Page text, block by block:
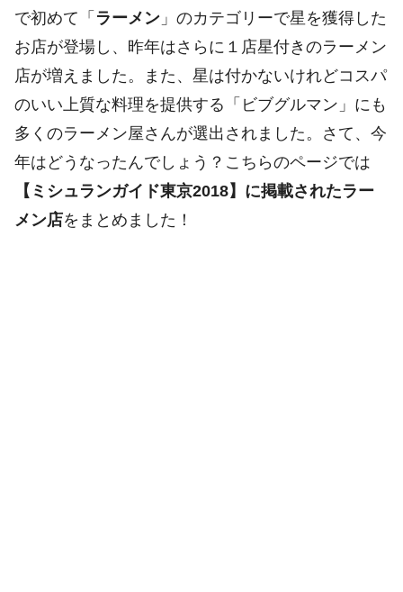
で初めて「 ラーメン 」のカテゴリーで星を獲得した
お店が登場し、昨年はさらに１店星付きのラーメン
店が増えました。また、星は付かないけれどコスパ
のいい上質な料理を提供する「ビブグルマン」にも
多くのラーメン屋さんが選出されました。さて、今
年はどうなったんでしょう？こちらのページでは
【ミシュランガイド東京2018】に掲載されたラー
メン店をまとめました！